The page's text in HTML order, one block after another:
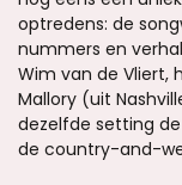
optredens: de
nummers en
Wim van de Vliert,
Mallory (uit
dezelfde setting
de country-and-